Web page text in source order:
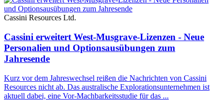
Cassini Resources Ltd.
Cassini erweitert West-Musgrave-Lizenzen - Neue
Personalien und Optionsausübungen zum
Jahresende
Kurz vor dem Jahreswechsel reißen die Nachrichten von Cassini
Resources nicht ab. Das australische Explorationsunternehmen ist
aktuell dabei, eine Vor-Machbarkeitsstudie für das ...